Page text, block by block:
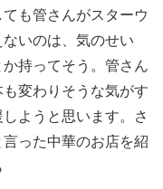
も管さんがスターウ
いのは、気のせい
持ってそう。管さん
変わりそうな気がす
ようと思います。さ
った中華のお店を紹